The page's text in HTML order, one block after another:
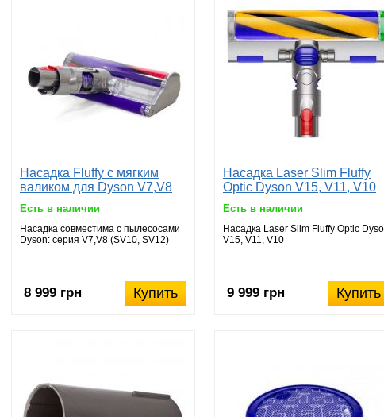
Насадка Fluffy с мягким
валиком для Dyson V7,V8
Есть в наличии
Насадка совместима с пылесосами
Dyson: серия V7,V8 (SV10, SV12)
Купить
8 999 грн
Насадка Laser Slim Fluffy
Optic Dyson V15, V11, V10
Есть в наличии
Насадка Laser Slim Fluffy Optic
V15, V11, V10
Купить
9 999 грн